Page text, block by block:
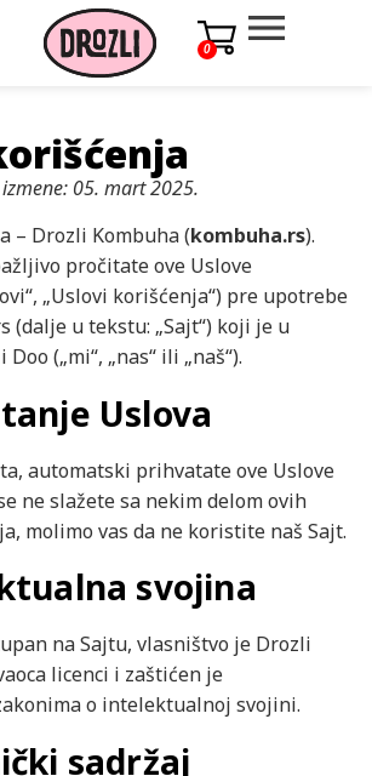
0
05. mart 2025.
– Drozli Kombuha (kombuha.rs).
pročitate ove Uslove
„Uslovi korišćenja“) pre upotrebe
(dalje u tekstu: „Sajt“) koji je u
(„mi“, „nas“ ili „naš“).
Uslova
automatski prihvatate ove Uslove
ne slažete sa nekim delom ovih
molimo vas da ne koristite naš Sajt.
svojina
na Sajtu, vlasništvo je Drozli
licenci i zaštićen je
o intelektualnoj svojini.
sadržaj